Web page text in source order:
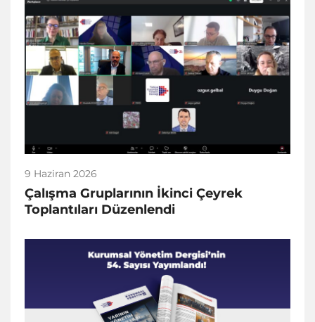
9 Haziran 2026
Çalışma Gruplarının İkinci Çeyrek
Toplantıları Düzenlendi